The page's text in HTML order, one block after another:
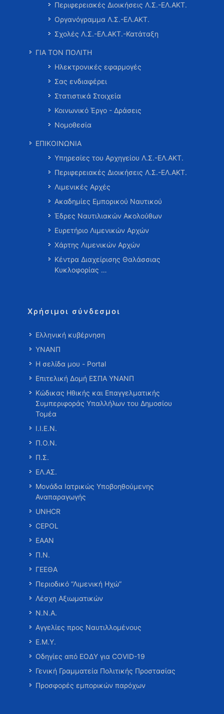
Περιφερειακές Διοικήσεις Λ.Σ.-ΕΛ.ΑΚΤ.
Οργανόγραμμα Λ.Σ.-ΕΛ.ΑΚΤ.
Σχολές Λ.Σ.-ΕΛ.ΑΚΤ.-Κατάταξη
ΓΙΑ ΤΟΝ ΠΟΛΙΤΗ
Ηλεκτρονικές εφαρμογές
Σας ενδιαφέρει
Στατιστικά Στοιχεία
Κοινωνικό Έργο - Δράσεις
Νομοθεσία
ΕΠΙΚΟΙΝΩΝΙΑ
Υπηρεσίες του Αρχηγείου Λ.Σ.-ΕΛ.ΑΚΤ.
Περιφερειακές Διοικήσεις Λ.Σ.-ΕΛ.ΑΚΤ.
Λιμενικές Αρχές
Ακαδημίες Εμπορικού Ναυτικού
Έδρες Ναυτιλιακών Ακολούθων
Ευρετήριο Λιμενικών Αρχών
Χάρτης Λιμενικών Αρχών
Κέντρα Διαχείρισης Θαλάσσιας
Κυκλοφορίας …
Χρήσιμοι σύνδεσμοι
Ελληνική κυβέρνηση
ΥΝΑΝΠ
Η σελίδα μου - Portal
Επιτελική Δομή ΕΣΠΑ ΥΝΑΝΠ
Κώδικας Ηθικής και Επαγγελματικής
Συμπεριφοράς Υπαλλήλων του Δημοσίου
Τομέα
Ι.Ι.Ε.Ν.
Π.Ο.Ν.
Π.Σ.
ΕΛ.ΑΣ.
Μονάδα Ιατρικώς Υποβοηθούμενης
Αναπαραγωγής
UNHCR
CEPOL
ΕΑΑΝ
Π.Ν.
ΓΕΕΘΑ
Περιοδικό “Λιμενική Ηχώ”
Λέσχη Αξιωματικών
Ν.Ν.Α.
Αγγελίες προς Ναυτιλλομένους
Ε.Μ.Υ.
Οδηγίες από ΕΟΔΥ για COVID-19
Γενική Γραμματεία Πολιτικής Προστασίας
Προσφορές εμπορικών παρόχων